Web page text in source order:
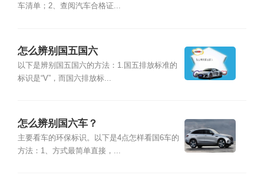
车清单；2、查阅汽车合格证...
怎么辨别国五国六
以下是辨别国五国六的方法：1.国五排放标准的
标识是“V”，而国六排放标...
怎么辨别国六车？
主要看车的环保标识。以下是4点怎样看国6车的
方法：1、方式最简单直接，...